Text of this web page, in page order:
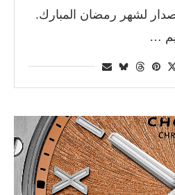
لشهر رمضان المبارك.
…